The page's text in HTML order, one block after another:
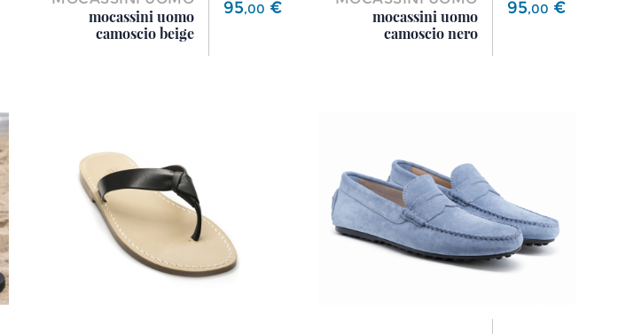
mocassini uomo
camoscio beige
Prezzo
95,00 €
mocassini uomo
camoscio nero
Prezzo
95,00 €